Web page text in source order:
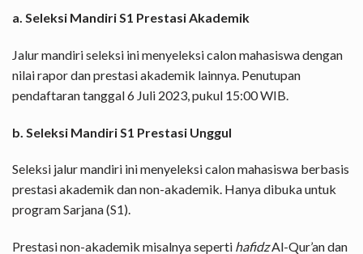
a. Seleksi Mandiri S1 Prestasi Akademik
Jalur mandiri seleksi ini menyeleksi calon mahasiswa dengan
nilai rapor dan prestasi akademik lainnya. Penutupan
pendaftaran tanggal 6 Juli 2023, pukul 15:00 WIB.
b. Seleksi Mandiri S1 Prestasi Unggul
Seleksi jalur mandiri ini menyeleksi calon mahasiswa berbasis
prestasi akademik dan non-akademik. Hanya dibuka untuk
program Sarjana (S1).
Prestasi non-akademik misalnya seperti hafidzAl-Qur’an dan